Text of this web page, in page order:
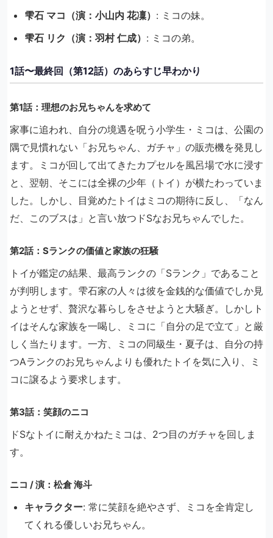
雫石 マコ（演：小山内 花凜） : ミコの妹。
雫石 リク（演：羽村 仁成） : ミコの弟。
1話〜最終回（第12話）のあらすじ早わかり
第1話：理想のお兄ちゃんを求めて
家事に追われ、自分の境遇を呪う小学生・ミコは、公園の
隅で見慣れない「お兄ちゃん、ガチャ」の販売機を発見し
ます。ミコが回して出てきたカプセルを風呂場で水に浸す
と、翌朝、そこには全裸の少年（トイ）が横たわっていま
した。しかし、目覚めたトイはミコの期待に反し、「なん
だ、このブスは」と言い放つドSなお兄ちゃんでした。
第2話：Sランクの価値と家族の狂騒
トイが鑑定の結果、最高ランクの「Sランク」であること
が判明します。雫石家の人々は彼を金銭的な価値でしか見
ようとせず、贅沢な暮らしをさせようと大騒ぎ。しかしト
イはそんな家族を一喝し、ミコに「自分の足で立て」と厳
しく当たります。一方、ミコの同級生・夏子は、自分の持
つAランクのお兄ちゃんよりも優れたトイを気に入り、ミ
コに譲るよう要求します。
第3話：笑顔のニコ
ドSなトイに耐えかねたミコは、2つ目のガチャを回しま
す。
ニコ / 演：松倉 海斗
キャラクター: 常に笑顔を絶やさず、ミコを全肯定し
てくれる優しいお兄ちゃん。